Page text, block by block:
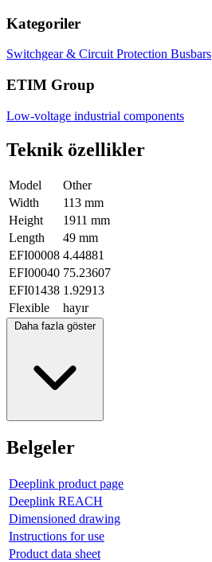
Kategoriler
Switchgear & Circuit Protection Busbars
ETIM Group
Low-voltage industrial components
Teknik özellikler
Model
Other
Width
113 mm
Height
1911 mm
Length
49 mm
EFI00008 4.44881
EFI00040 75.23607
EFI01438 1.92913
Flexible
hayır
Daha fazla göster
Belgeler
Deeplink product page
Deeplink REACH
Dimensioned drawing
Instructions for use
Product data sheet